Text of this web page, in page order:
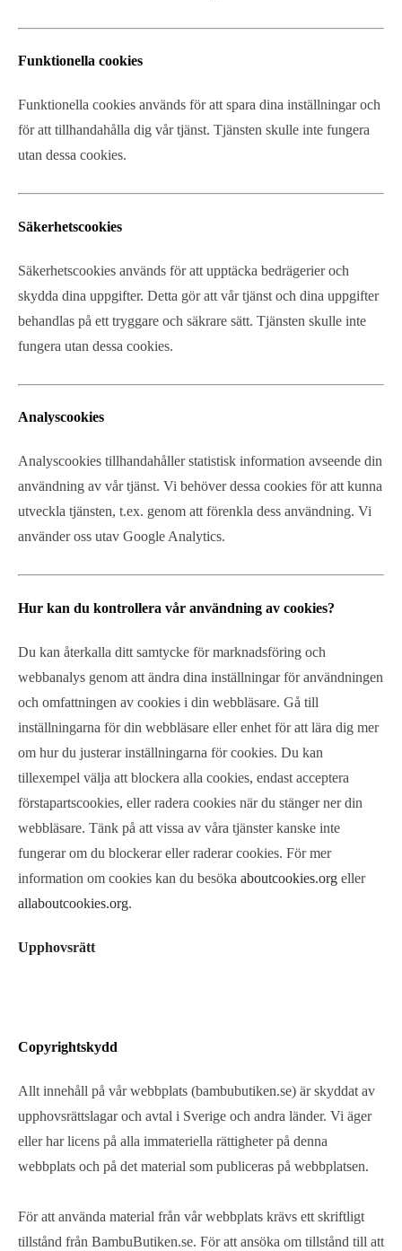
Funktionella cookies
Funktionella cookies används för att spara dina inställningar och
för att tillhandahålla dig vår tjänst. Tjänsten skulle inte fungera
utan dessa cookies.
Säkerhetscookies
Säkerhetscookies används för att upptäcka bedrägerier och
skydda dina uppgifter. Detta gör att vår tjänst och dina uppgifter
behandlas på ett tryggare och säkrare sätt. Tjänsten skulle inte
fungera utan dessa cookies.
Analyscookies
Analyscookies tillhandahåller statistisk information avseende din
användning av vår tjänst. Vi behöver dessa cookies för att kunna
utveckla tjänsten, t.ex. genom att förenkla dess användning. Vi
använder oss utav Google Analytics.
Hur kan du kontrollera vår användning av cookies?
Du kan återkalla ditt samtycke för marknadsföring och
webbanalys genom att ändra dina inställningar för användningen
och omfattningen av cookies i din webbläsare. Gå till
inställningarna för din webbläsare eller enhet för att lära dig mer
om hur du justerar inställningarna för cookies. Du kan
tillexempel välja att blockera alla cookies, endast acceptera
förstapartscookies, eller radera cookies när du stänger ner din
webbläsare. Tänk på att vissa av våra tjänster kanske inte
fungerar om du blockerar eller raderar cookies. För mer
information om cookies kan du besöka aboutcookies.org eller
allaboutcookies.org.
Upphovsrätt
Copyrightskydd
Allt innehåll på vår webbplats (bambubutiken.se) är skyddat av
upphovsrättslagar och avtal i Sverige och andra länder. Vi äger
eller har licens på alla immateriella rättigheter på denna
webbplats och på det material som publiceras på webbplatsen.
För att använda material från vår webbplats krävs ett skriftligt
tillstånd från BambuButiken.se. För att ansöka om tillstånd till att